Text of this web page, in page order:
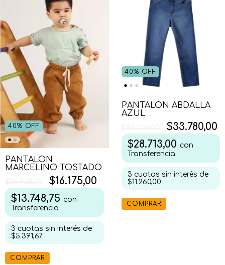
40% OFF
PANTALON
MARCELINO TOSTADO
$16.175,00
$13.748,75 con
Transferencia
3 cuotas sin interés de
$5.391,67
COMPRAR
40% OFF
PANTALON ABDALLA
AZUL
$33.780,00
$28.713,00 con
Transferencia
3 cuotas sin interés de
$11.260,00
COMPRAR